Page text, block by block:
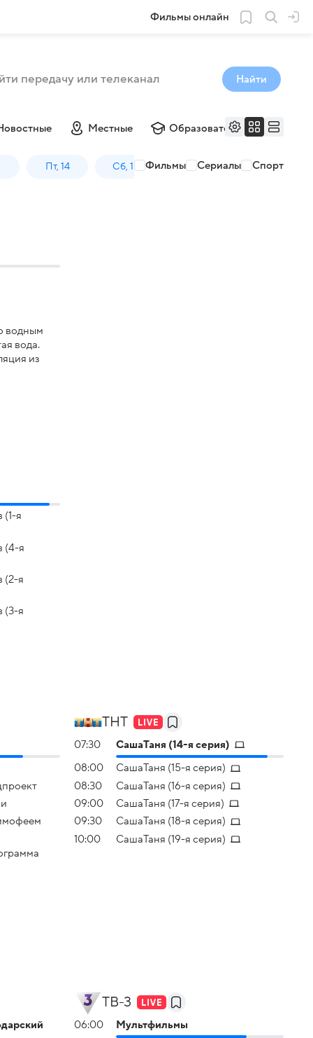
Фильмы онлайн
Найти
Местные Образовательные
Пт, 14 Сб, 15 Вс, 16 Пн, 17
Фильмы Сериалы Спорт
водным
вода.
из
(1-я
(4-я
(2-я
(3-я
ТНТ
07:30 CaшаТаня (14-я серия)
08:00
CaшаТаня (15-я серия)
08:30
CaшаТаня (16-я серия)
09:00
CaшаТаня (17-я серия)
09:30
CaшаТаня (18-я серия)
10:00
CaшаТаня (19-я серия)
ТВ-3
06:00 Мультфильмы